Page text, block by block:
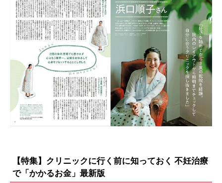
【特集】クリニックに行く前に知っておく 不妊治療
で「かかるお金」最新版